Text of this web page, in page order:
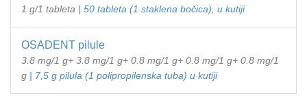
1 g/1 tableta | 50 tableta (1 staklena bočica), u kutiji
OSADENT pilule
3.8 mg/1 g+ 3.8 mg/1 g+ 0.8 mg/1 g+ 0.8 mg/1 g+ 0.8 mg/1
g | 7,5 g pilula (1 polipropilenska tuba) u kutiji